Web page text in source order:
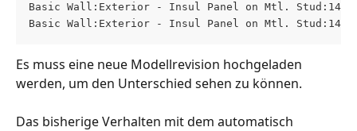
Basic Wall:Exterior - Insul Panel on Mtl.
Basic Wall:Exterior - Insul Panel on Mtl.
Es muss eine neue Modellrevision hochgeladen
werden, um den Unterschied sehen zu können.
Das bisherige Verhalten mit dem automatisch